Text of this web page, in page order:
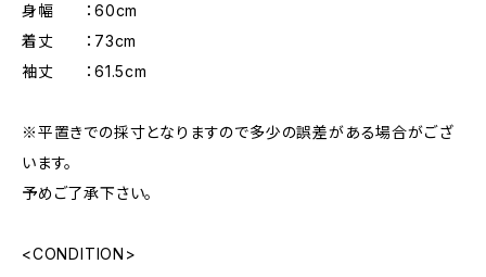
身幅 ：60cm
着丈 ：73cm
袖丈 ：61.5cm
※平置きでの採寸となりますので多少の誤差がある場合がござ
います。
予めご了承下さい。
<CONDITION>